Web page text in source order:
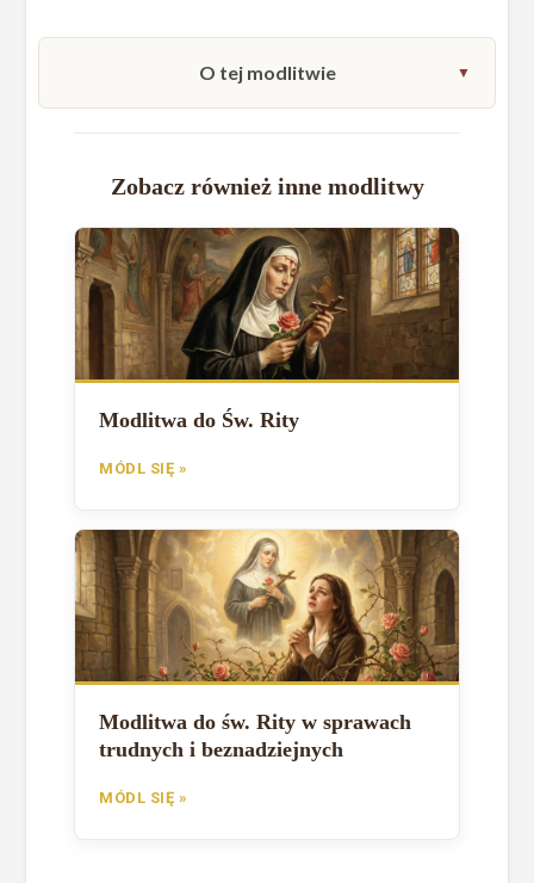
O tej modlitwie
Zobacz również inne modlitwy
Modlitwa do Św. Rity
MÓDL SIĘ »
Modlitwa do św. Rity w sprawach
trudnych i beznadziejnych
MÓDL SIĘ »